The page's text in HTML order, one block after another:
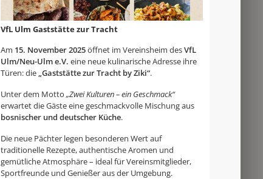
VfL Ulm Gaststätte zur Tracht
Am 15. November 2025öffnet im Vereinsheim desVfL
Ulm/Neu-Ulm e.V. eine neue kulinarische Adresse ihre
Türen: die „Gaststätte zur Tracht by Ziki“.
Unter dem Motto „Zwei Kulturen – ein Geschmack“
erwartet die Gäste eine geschmackvolle Mischung aus
bosnischer und deutscher Küche.
Die neue Pächter legen besonderen Wert auf
traditionelle Rezepte, authentische Aromen und
gemütliche Atmosphäre – ideal für Vereinsmitglieder,
Sportfreunde und Genießer aus der Umgebung.